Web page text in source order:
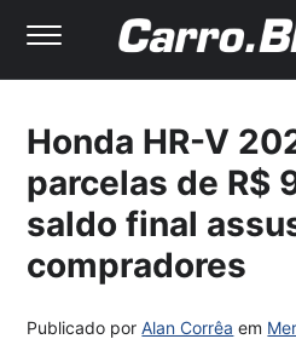
Honda HR-V
parcelas de R$
saldo final
compradores
Publicado porAlan Corrêa em